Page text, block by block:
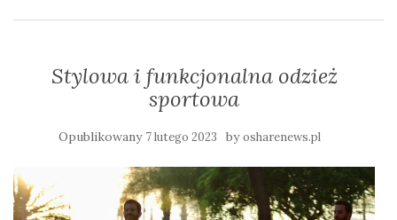
Stylowa i funkcjonalna odzież
sportowa
Opublikowany 7 lutego 2023 byosharenews.pl